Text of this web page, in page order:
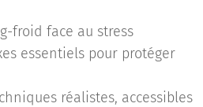
froid face au stress
essentiels pour protéger
réalistes, accessibles